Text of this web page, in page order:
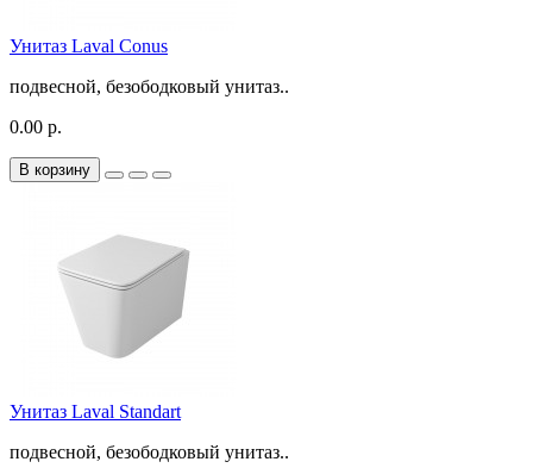
Унитаз Laval Conus
подвесной, безободковый унитаз..
0.00 р.
В корзину
Унитаз Laval Standart
подвесной, безободковый унитаз..